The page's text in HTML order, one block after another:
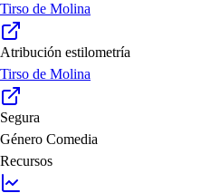
Tirso de Molina
Atribución estilometría
Tirso de Molina
Segura
Género Comedia
Recursos